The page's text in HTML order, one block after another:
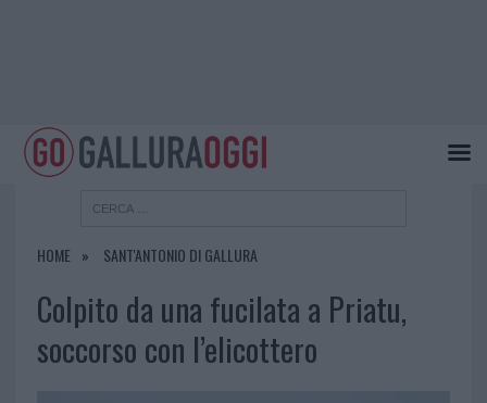
HOME SANT'ANTONIO DI GALLURA
Colpito da una fucilata a Priatu,
soccorso con l’elicottero